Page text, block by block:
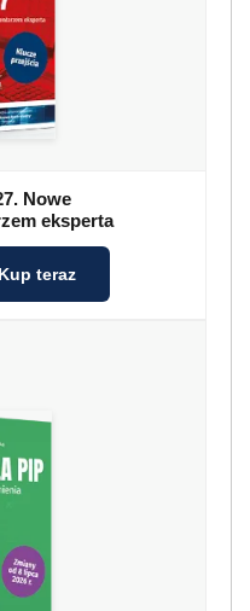
Nowe
eksperta
Kup teraz